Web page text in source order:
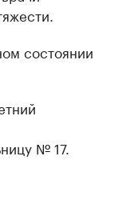
состоянии
№ 17.